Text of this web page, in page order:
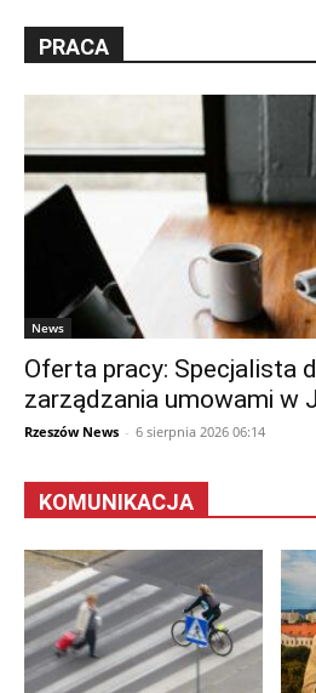
PRACA
News
Oferta pracy: Specjalista
zarządzania umowami w
Rzeszów News - 6 sierpnia 2026 06:14
KOMUNIKACJA